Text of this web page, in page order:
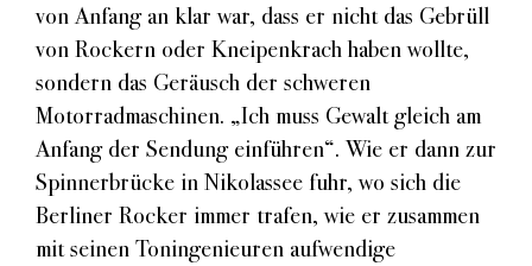
von Anfang an klar war, dass er nicht das Gebrüll
von Rockern oder Kneipenkrach haben wollte,
sondern das Geräusch der schweren
Motorradmaschinen. „Ich muss Gewalt gleich am
Anfang der Sendung einführen“. Wie er dann zur
Spinnerbrücke in Nikolassee fuhr, wo sich die
Berliner Rocker immer trafen, wie er zusammen
mit seinen Toningenieuren aufwendige